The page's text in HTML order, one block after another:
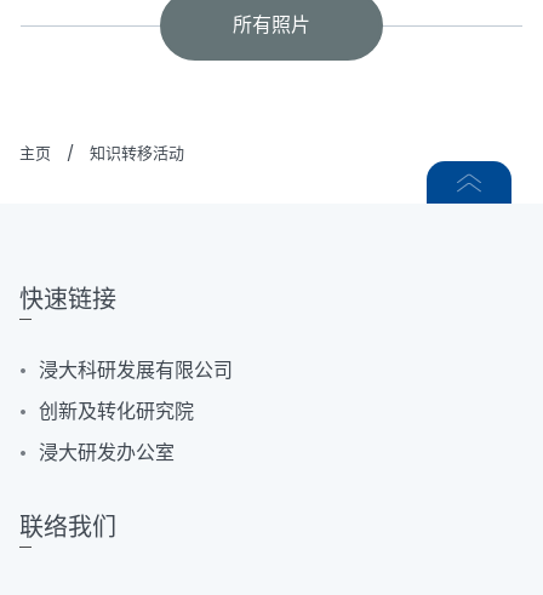
所有照片
主页 / 知识转移活动
快速链接
浸大科研发展有限公司
创新及转化研究院
浸大研发办公室
联络我们